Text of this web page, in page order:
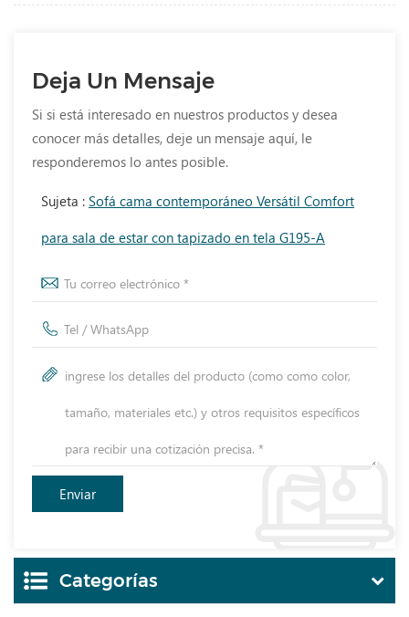
Deja Un Mensaje
Si si está interesado en nuestros productos y desea
conocer más detalles, deje un mensaje aquí, le
responderemos lo antes posible.
Sujeta : Sofá cama contemporáneo Versátil Comfort
para sala de estar con tapizado en tela G195-A
Categorías